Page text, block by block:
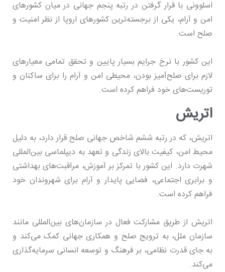
اسلوونی با قرار گرفتن در رتبه پنجم جهانی در میان کشورهای
امن و آرام، یکی از برجسته‌ترین کشورهای اروپا از نظر امنیت و
صلح است.
این کشور با نرخ جرایم بسیار پایین و تحقق تمامی معیارهای
لازم برای صلح‌آمیز بودن، محیطی امن و آرام را برای ساکنان و
توریست‌های خود فراهم کرده است.
اتریش
اتریش، که در رتبه ششم شاخص جهانی صلح قرار دارد، به دلیل
محیط امن، کیفیت بالای زندگی و تعهد به دیپلماسی بین‌المللی
شهرت دارد. این کشور با تمرکز بر آموزش، مراقبت‌های بهداشتی
و برابری اجتماعی، فضایی پایدار و آرام برای شهروندان خود
فراهم کرده است.
اتریش از طریق مشارکت فعال در سازمان‌های بین‌المللی مانند
سازمان ملل، به ترویج صلح و همکاری جهانی کمک می‌کند و
به جای قدرت نظامی، بر فرهنگ و توسعه انسانی سرمایه‌گذاری
می‌کند.